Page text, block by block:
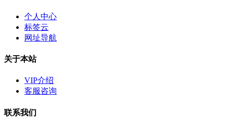
个人中心
标签云
网址导航
关于本站
VIP介绍
客服咨询
联系我们